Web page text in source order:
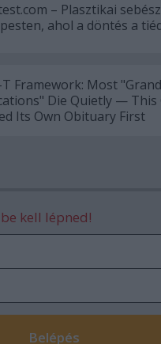
– Plasztikai
ahol a döntés a
T Framework: Most "Grand
Die Quietly — This
Its Own Obituary First
kell lépned!